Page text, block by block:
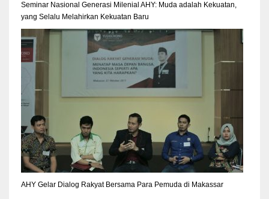
Seminar Nasional Generasi Milenial AHY: Muda adalah Kekuatan,
yang Selalu Melahirkan Kekuatan Baru
AHY Gelar Dialog Rakyat Bersama Para Pemuda di Makassar